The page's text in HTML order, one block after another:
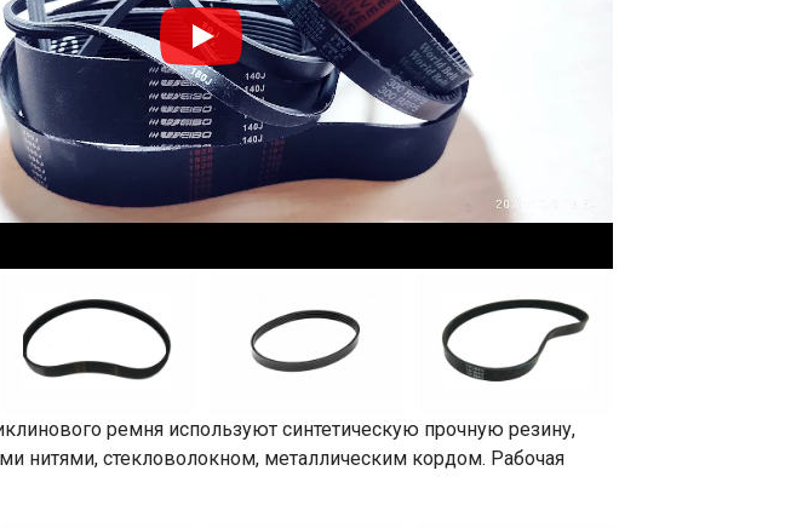
ремня используют синтетическую прочную резину,
нитями, стекловолокном, металлическим кордом. Рабочая